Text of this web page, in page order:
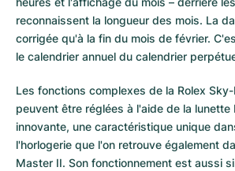
reconnaissent la longueur des mois. La
corrigée qu'à la fin du mois de février.
le calendrier annuel du calendrier
Les fonctions complexes de la Rolex
peuvent être réglées à l'aide de la lunette
innovante, une caractéristique unique
l'horlogerie que l'on retrouve également
Master II. Son fonctionnement est aussi